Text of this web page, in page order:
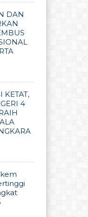
DAN
KETAT,
4